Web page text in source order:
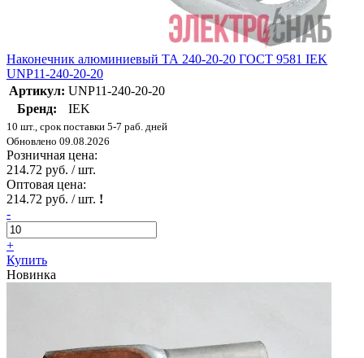
Наконечник алюминиевый ТА 240-20-20 ГОСТ 9581 IEK
UNP11-240-20-20
Артикул: UNP11-240-20-20
Бренд:
IEK
10 шт., срок поставки 5-7 раб. дней
Обновлено 09.08.2026
Розничная цена:
214.72 руб. / шт.
Оптовая цена:
214.72 руб. / шт. !
-
+
Купить
Новинка